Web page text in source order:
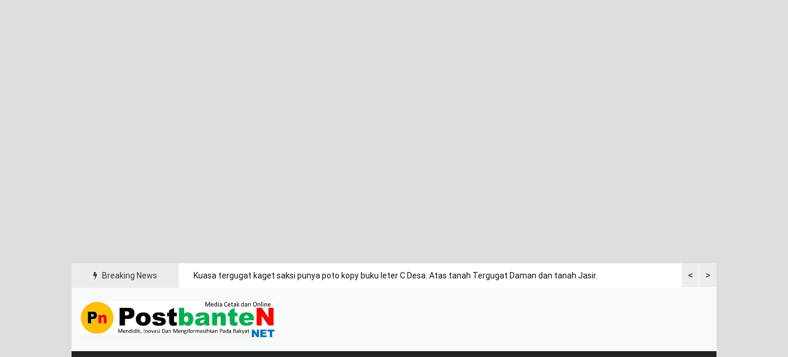
Breaking News <
Indonesia (PPI) Curug, dan Politeknik Kuasa tergugat kaget saksi punya poto kopy buku leter C Desa. Atas tanah Tergugat Daman dan tanah Jasir. Dalam drama korea, anjing
>